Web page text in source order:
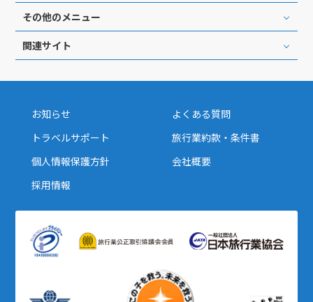
その他のメニュー
関連サイト
お知らせ
よくある質問
トラベルサポート
旅行業約款・条件書
個人情報保護方針
会社概要
採用情報